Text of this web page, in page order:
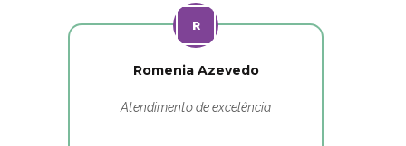
Romenia Azevedo
Atendimento de excelência